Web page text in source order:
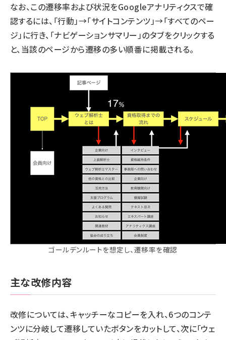
なお、この遷移率および状況をGoogleアナリティクスで確
認するには、「行動」→「サイトコンテンツ」→「すべてのペー
ジ」に行き、「ナビゲーションサマリー」のタブをクリックする
と、当該のページから遷移の多い順番に掲載される。
ゴールデンルートを想定し、遷移率を確認
主な改修内容
改修については、キャッチーなコピーを入れ、6つのコンテ
ンツに分岐して遷移していたボタンをカットして、次に「ウェ